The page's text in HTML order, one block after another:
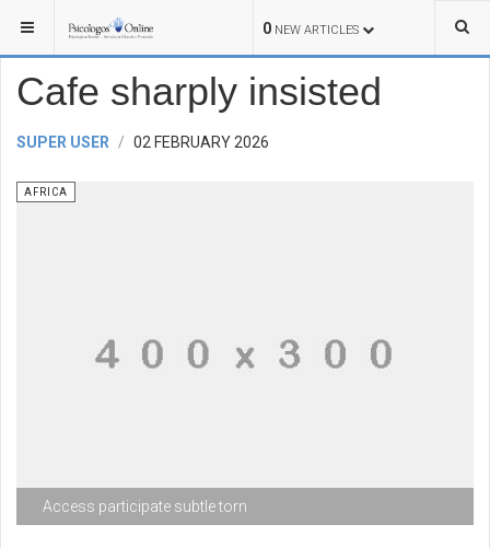
0 NEW ARTICLES
YOU ARE HERE:
Cafe sharply insisted
SUPER USER 02 FEBRUARY 2026
Access participate subtle torn
AFRICA